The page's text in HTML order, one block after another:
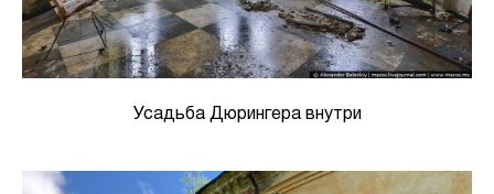
Усадьба Дюрингера внутри